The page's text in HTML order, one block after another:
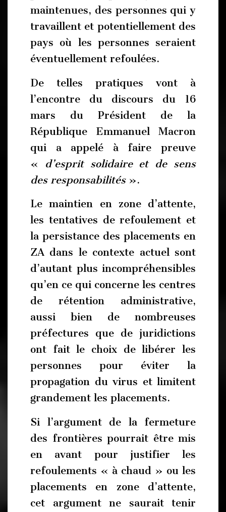
maintenues, des personnes qui y
travaillent et potentiellement des
pays où les personnes seraient
éventuellement refoulées.
De telles pratiques vont à
l’encontre du discours du 16
mars du Président de la
République Emmanuel Macron
qui a appelé à faire preuve
« d’esprit solidaire et de sens
des responsabilités».
Le maintien en zone d’attente,
les tentatives de refoulement et
la persistance des placements en
ZA dans le contexte actuel sont
d’autant plus incompréhensibles
qu’en ce qui concerne les centres
de rétention administrative,
aussi bien de nombreuses
préfectures que de juridictions
ont fait le choix de libérer les
personnes pour éviter la
propagation du virus et limitent
grandement les placements.
Si l’argument de la fermeture
des frontières pourrait être mis
en avant pour justifier les
refoulements « à chaud » ou les
placements en zone d’attente,
cet argument ne saurait tenir